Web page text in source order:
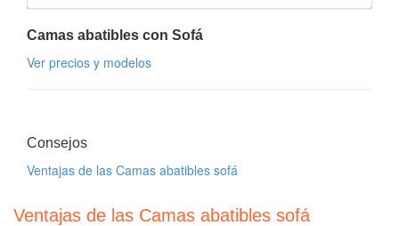
Camas abatibles con Sofá
Ver precios y modelos
Consejos
Ventajas de las Camas abatibles sofá
Ventajas de las Camas abatibles sofá